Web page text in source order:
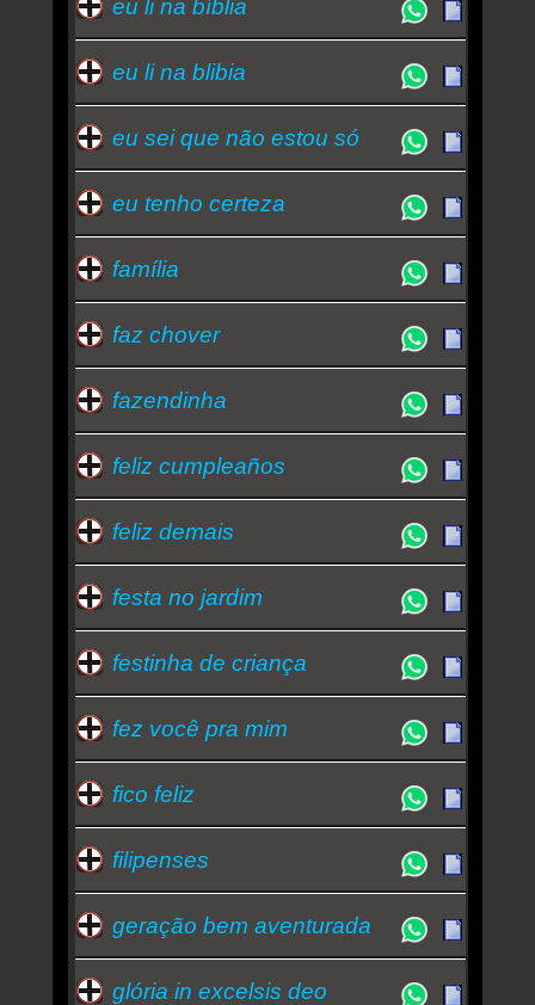
eu li na bíblia
eu li na blibia
eu sei que não estou só
eu tenho certeza
família
faz chover
fazendinha
feliz cumpleaños
feliz demais
festa no jardim
festinha de criança
fez você pra mim
fico feliz
filipenses
geração bem aventurada
glória in excelsis deo